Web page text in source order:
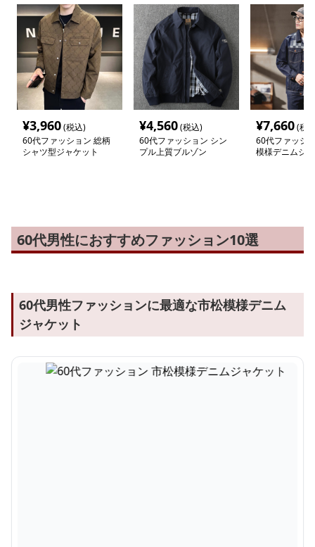
¥3,960(税込)
60代ファッション 総柄
シャツ型ジャケット
¥4,560(税込)
60代ファッション シン
プル上質ブルゾン
¥7,660(税
60代ファッシ
模様デニムジ
60代男性におすすめファッション10選
60代男性ファッションに最適な市松模様デニム
ジャケット